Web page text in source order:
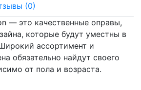
(0)
— это качественные оправы,
которые будут уместны в
ассортимент и
обязательно найдут своего
от пола и возраста.